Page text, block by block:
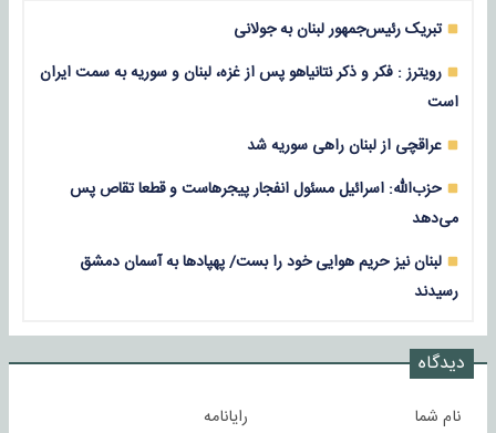
تبریک رئیس‌جمهور لبنان به جولانی
رویترز : فکر و ذکر نتانیاهو پس از غزه، لبنان و سوریه به سمت ایران
است
عراقچی از لبنان راهی سوریه شد
حزب‌الله: اسرائیل مسئول انفجار پیجرهاست و قطعا تقاص پس
می‌دهد
لبنان نیز حریم هوایی خود را بست/ پهپادها به آسمان دمشق
رسیدند
دیدگاه
نام شما رایانامه